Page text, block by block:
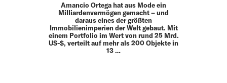
Amancio Ortega hat aus Mode ein
Milliardenvermögen gemacht – und
daraus eines der größten
Immobilienimperien der Welt gebaut. Mit
einem Portfolio im Wert von rund 25 Mrd.
US-$, verteilt auf mehr als 200 Objekte in
13 …